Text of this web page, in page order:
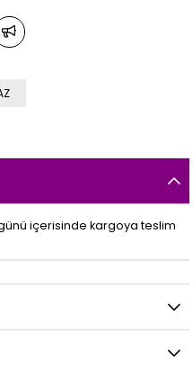
içerisinde kargoya teslim